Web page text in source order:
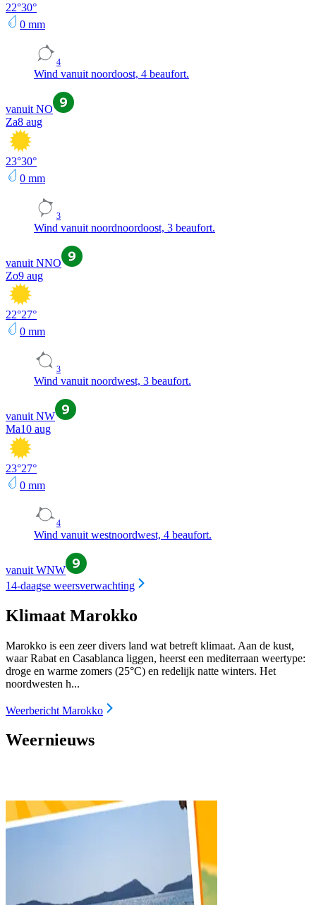
22°30°
0 mm
4
Wind vanuit noordoost, 4 beaufort.
vanuit NO
Za8 aug
23°30°
0 mm
3
Wind vanuit noordnoordoost, 3 beaufort.
vanuit NNO
Zo9 aug
22°27°
0 mm
3
Wind vanuit noordwest, 3 beaufort.
vanuit NW
Ma10 aug
23°27°
0 mm
4
Wind vanuit westnoordwest, 4 beaufort.
vanuit WNW
14-daagse weersverwachting
Klimaat Marokko
Marokko is een zeer divers land wat betreft klimaat. Aan de kust,
waar Rabat en Casablanca liggen, heerst een mediterraan weertype:
droge en warme zomers (25°C) en redelijk natte winters. Het
noordwesten h...
Weerbericht Marokko
Weernieuws